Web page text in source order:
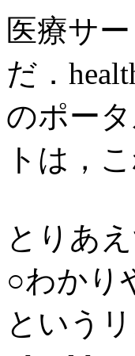
医療サ
だ．
のポー
トは，
とりあ
○わかり
という